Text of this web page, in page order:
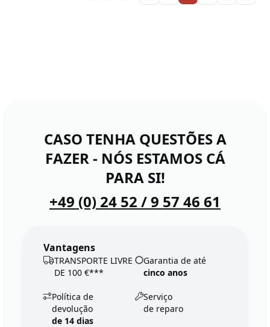
CASO TENHA QUESTÕES A
FAZER - NÓS ESTAMOS CÁ
PARA SI!
+49 (0) 24 52 / 9 57 46 61
Vantagens
TRANSPORTE LIVRE
DE 100 €***
Garantia de até
cinco anos
Política de
devolução
de 14 dias
Serviço
de reparo